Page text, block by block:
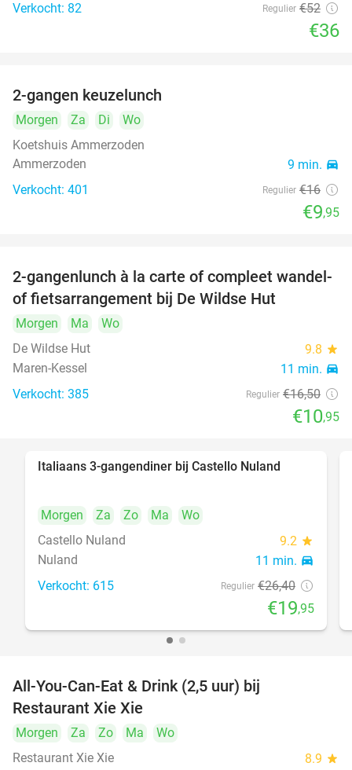
Verkocht: 82 Regulier €52
€36
2-gangen keuzelunch
Morgen Za Di
Wo
Koetshuis Ammerzoden
Ammerzoden
9 min. directions_car
Verkocht: 401 Regulier €16
€9,95
34%
2-gangenlunch à la carte of compleet wandel-
of fietsarrangement bij De Wildse Hut
Morgen Ma
Wo
De Wildse Hut
9.8 star
Maren-Kessel 11 min. directions_car
Verkocht: 385 Regulier €16,50
€10,95
Italiaans 3-gangendiner bij Castello Nuland
Morgen Za Zo Ma
Wo
Castello Nuland
9.2 star
Nuland 11 min. directions_car
Verkocht: 615 Regulier €26,40
€19,95
All-You-Can-Eat & Drink (2,5 uur) bij
Restaurant Xie Xie
Morgen Za Zo Ma
Wo
Restaurant Xie Xie
8.9 star